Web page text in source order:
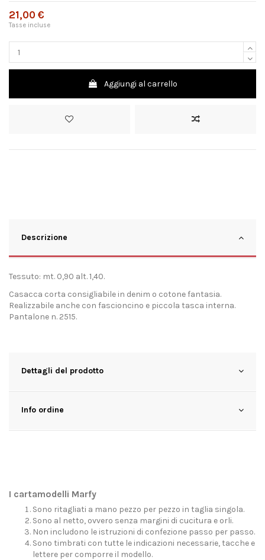
21,00 €
Tasse incluse
Aggiungi al carrello
Descrizione
Tessuto: mt. 0,90 alt. 1,40.
Casacca corta consigliabile in denim o cotone fantasia.
Realizzabile anche con fascioncino e piccola tasca interna.
Pantalone n. 2515.
Dettagli del prodotto
Info ordine
I cartamodelli Marfy
Sono ritagliati a mano pezzo per pezzo in taglia singola.
Sono al netto, ovvero senza margini di cucitura e orli.
Non includono le istruzioni di confezione passo per passo.
Sono timbrati con tutte le indicazioni necessarie, tacche e
lettere per comporre il modello.